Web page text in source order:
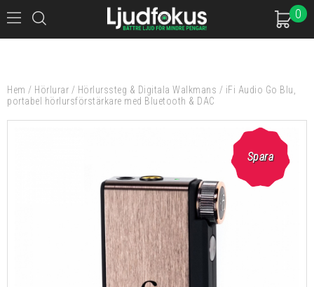
0
Hem / Hörlurar / Hörlurssteg & Digitala Walkmans / iFi Audio Go Blu,
portabel hörlursförstärkare med Bluetooth & DAC
Spara